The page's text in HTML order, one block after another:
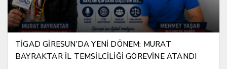
TİGAD GİRESUN’DA YENİ DÖNEM: MURAT
BAYRAKTAR İL TEMSİLCİLİĞİ GÖREVİNE ATANDI